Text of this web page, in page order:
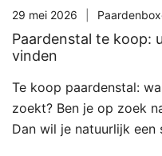
29 mei 2026
Paardenstal te koop:
vinden
Te koop paardenstal:
zoekt? Ben je op zoek
Dan wil je natuurlijk